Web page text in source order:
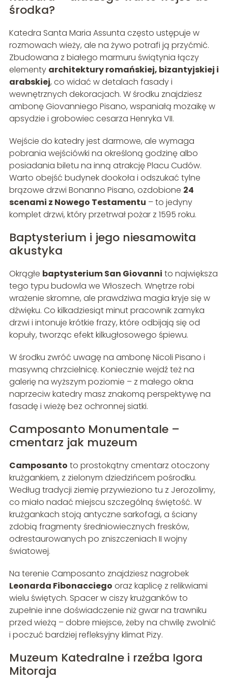
środka?
Katedra Santa Maria Assunta często ustępuje w
rozmowach wieży, ale na żywo potrafi ją przyćmić.
Zbudowana z białego marmuru świątynia łączy
elementy architektury romańskiej, bizantyjskiej i
arabskiej, co widać w detalach fasady i
wewnętrznych dekoracjach. W środku znajdziesz
ambonę Giovanniego Pisano, wspaniałą mozaikę w
apsydzie i grobowiec cesarza Henryka VII.
Wejście do katedry jest darmowe, ale wymaga
pobrania wejściówki na określoną godzinę albo
posiadania biletu na inną atrakcję Placu Cudów.
Warto obejść budynek dookoła i odszukać tylne
brązowe drzwi Bonanno Pisano, ozdobione 24
scenami z Nowego Testamentu – to jedyny
komplet drzwi, który przetrwał pożar z 1595 roku.
Baptysterium i jego niesamowita
akustyka
Okrągłe baptysterium San Giovanni to największa
tego typu budowla we Włoszech. Wnętrze robi
wrażenie skromne, ale prawdziwa magia kryje się w
dźwięku. Co kilkadziesiąt minut pracownik zamyka
drzwi i intonuje krótkie frazy, które odbijają się od
kopuły, tworząc efekt kilkugłosowego śpiewu.
W środku zwróć uwagę na ambonę Nicoli Pisano i
masywną chrzcielnicę. Koniecznie wejdź też na
galerię na wyższym poziomie – z małego okna
naprzeciw katedry masz znakomą perspektywę na
fasadę i wieżę bez ochronnej siatki.
Camposanto Monumentale –
cmentarz jak muzeum
Camposanto to prostokątny cmentarz otoczony
krużgankiem, z zielonym dziedzińcem pośrodku.
Według tradycji ziemię przywieziono tu z Jerozolimy,
co miało nadać miejscu szczególną świętość. W
krużgankach stoją antyczne sarkofagi, a ściany
zdobią fragmenty średniowiecznych fresków,
odrestaurowanych po zniszczeniach II wojny
światowej.
Na terenie Camposanto znajdziesz nagrobek
Leonarda Fibonacciego oraz kaplicę z relikwiami
wielu świętych. Spacer w ciszy krużganków to
zupełnie inne doświadczenie niż gwar na trawniku
przed wieżą – dobre miejsce, żeby na chwilę zwolnić
i poczuć bardziej refleksyjny klimat Pizy.
Muzeum Katedralne i rzeźba Igora
Mitoraja